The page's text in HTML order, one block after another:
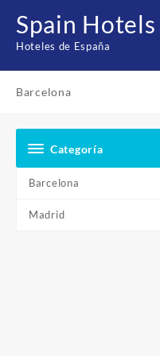
contenido
Spain Hotels
Hoteles de España
Barcelona
Categoría
Barcelona
Madrid